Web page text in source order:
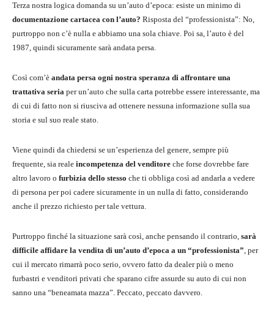
Terza nostra logica domanda su un’auto d’epoca: esiste un minimo di
documentazione cartacea con l’auto? Risposta del “professionista”: No,
purtroppo non c’è nulla e abbiamo una sola chiave. Poi sa, l’auto è del
1987, quindi sicuramente sarà andata persa.
Così com’è andata persa ogni nostra speranza di affrontare una
trattativa seria per un’auto che sulla carta potrebbe essere interessante, ma
di cui di fatto non si riusciva ad ottenere nessuna informazione sulla sua
storia e sul suo reale stato.
Viene quindi da chiedersi se un’esperienza del genere, sempre più
frequente, sia reale incompetenza del venditore che forse dovrebbe fare
altro lavoro o furbizia dello stesso che ti obbliga così ad andarla a vedere
di persona per poi cadere sicuramente in un nulla di fatto, considerando
anche il prezzo richiesto per tale vettura.
Purtroppo finché la situazione sarà così, anche pensando il contrario, sarà
difficile affidare la vendita di un’auto d’epoca a un “professionista”, per
cui il mercato rimarrà poco serio, ovvero fatto da dealer più o meno
furbastri e venditori privati che sparano cifre assurde su auto di cui non
sanno una “beneamata mazza”. Peccato, peccato davvero.